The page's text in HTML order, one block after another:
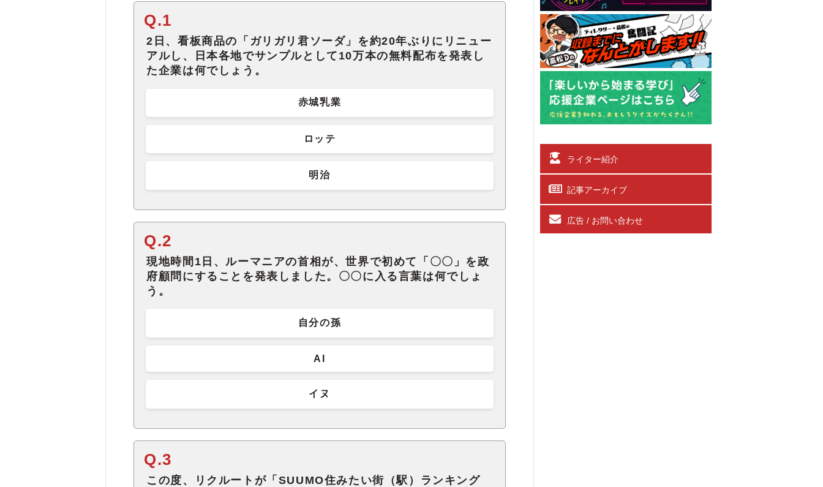
Q.1
2日、看板商品の「ガリガリ君ソーダ」を約20年ぶりにリニュー
アルし、日本各地でサンプルとして10万本の無料配布を発表し
た企業は何でしょう。
赤城乳業
ロッテ
明治
Q.2
現地時間1日、ルーマニアの首相が、世界で初めて「〇〇」を政
府顧問にすることを発表しました。〇〇に入る言葉は何でしょ
う。
自分の孫
AI
イヌ
Q.3
この度、リクルートが「SUUMO住みたい街（駅）ランキング
ライター紹介
記事アーカイブ
広告 / お問い合わせ